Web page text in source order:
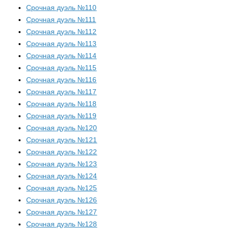
Срочная дуэль №110
Срочная дуэль №111
Срочная дуэль №112
Срочная дуэль №113
Срочная дуэль №114
Срочная дуэль №115
Срочная дуэль №116
Срочная дуэль №117
Срочная дуэль №118
Срочная дуэль №119
Срочная дуэль №120
Срочная дуэль №121
Срочная дуэль №122
Срочная дуэль №123
Срочная дуэль №124
Срочная дуэль №125
Срочная дуэль №126
Срочная дуэль №127
Срочная дуэль №128